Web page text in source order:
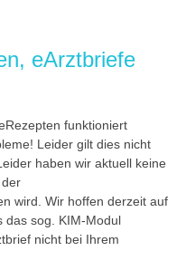
eArztbriefe
funktioniert
Leider gilt dies nicht
haben wir aktuell keine
wird. Wir hoffen derzeit auf
das sog. KIM-Modul
nicht bei Ihrem